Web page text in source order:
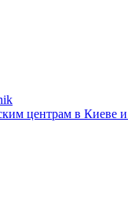
центрам в Киеве